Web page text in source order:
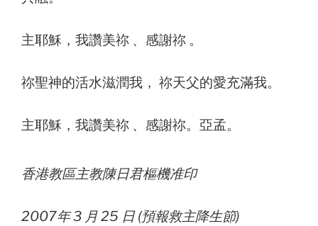
主耶穌，我讚美祢 、感謝祢 。
祢聖神的活水滋潤我， 祢天父的愛充滿我。
主耶穌，我讚美祢 、感謝祢。亞孟。
香港教區主教陳日君樞機准印
2007年 3 月 25 日 (預報救主降生節)